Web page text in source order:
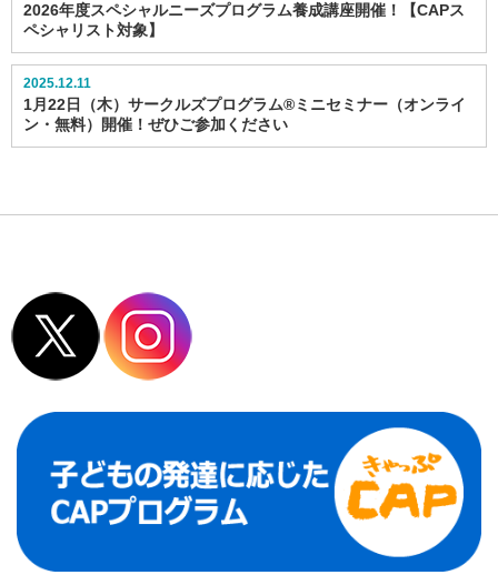
2026年度スペシャルニーズプログラム養成講座開催！【CAPス
ペシャリスト対象】
2025.12.11
1月22日（木）サークルズプログラム®ミニセミナー（オンライ
ン・無料）開催！ぜひご参加ください